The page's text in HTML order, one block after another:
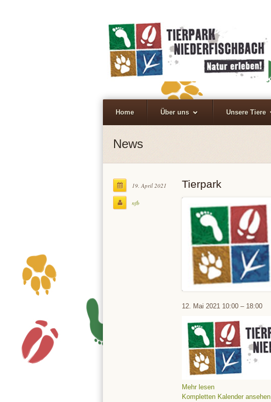
Home Über uns Unsere Tiere
News
19. April 2021
nfb
Tierpark
Tierpark
12. Mai 2021 10:00 – 18:00
Mehr lesen
Kompletten Kalender ansehen